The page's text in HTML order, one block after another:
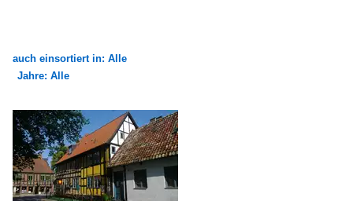
auch einsortiert in: Alle
Bauwerke
Bauten für die Bildung
Europa
Jahre: Alle
Alle Jahre
1980
1988